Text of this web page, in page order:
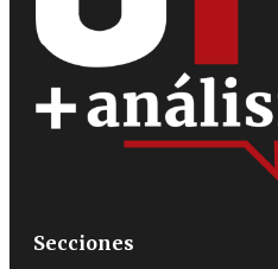
Secciones